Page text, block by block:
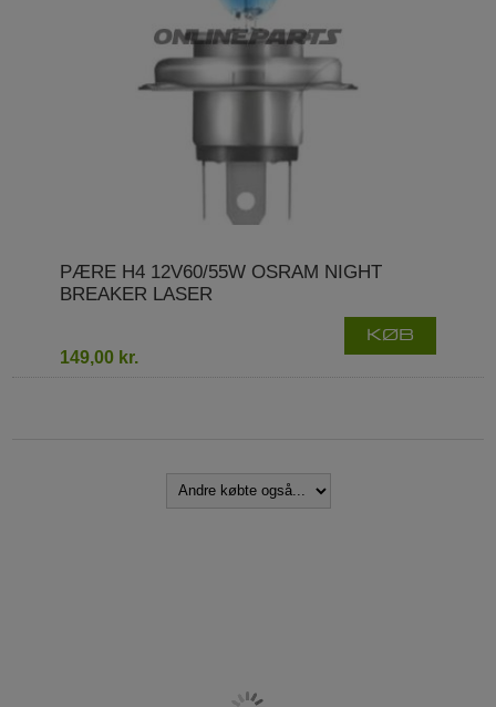
PÆRE H4 12V60/55W OSRAM NIGHT
BREAKER LASER
149,00 kr.
KØB